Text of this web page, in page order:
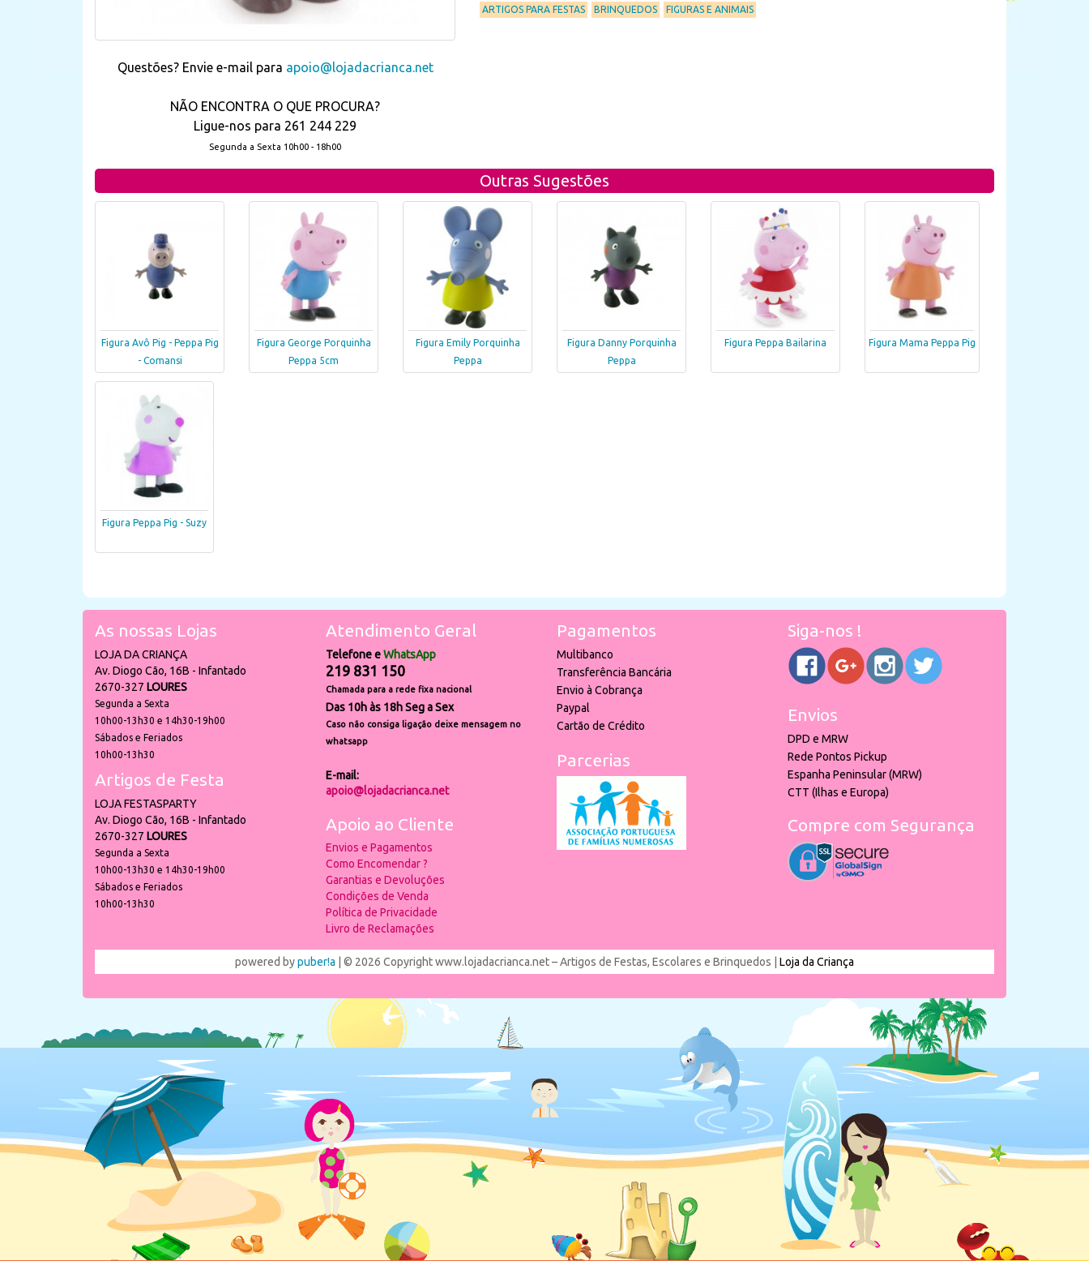
Questões? Envie e-mail para apoio@lojadacrianca.net
NÃO ENCONTRA O QUE PROCURA?
Ligue-nos para 261 244 229
Segunda a Sexta 10h00 - 18h00
ARTIGOS PARA FESTAS BRINQUEDOS FIGURAS E ANIMAIS
Outras Sugestões
Figura Avô Pig - Peppa Pig
- Comansi
Figura George Porquinha
Peppa 5cm
Figura Emily Porquinha
Peppa
Figura Danny Porquinha
Peppa
Figura Peppa Bailarina Figura Mama Peppa Pig
Figura Peppa Pig - Suzy
As nossas Lojas
LOJA DA CRIANÇA
Av. Diogo Cão, 16B - Infantado
2670-327 LOURES
Segunda a Sexta
10h00-13h30 e 14h30-19h00
Sábados e Feriados
10h00-13h30
Artigos de Festa
LOJA FESTASPARTY
Av. Diogo Cão, 16B - Infantado
2670-327 LOURES
Segunda a Sexta
10h00-13h30 e 14h30-19h00
Sábados e Feriados
10h00-13h30
Atendimento Geral
Telefone eWhatsApp
219 831 150
Chamada para a rede fixa nacional
Das 10h às 18h Seg a Sex
Caso não consiga ligação deixe mensagem no
whatsapp
E-mail:
apoio@lojadacrianca.net
Apoio ao Cliente
Envios e Pagamentos
Como Encomendar ?
Garantias e Devoluções
Condições de Venda
Política de Privacidade
Livro de Reclamações
Pagamentos
Multibanco
Transferência Bancária
Envio à Cobrança
Paypal
Cartão de Crédito
Parcerias
Siga-nos !
Envios
DPD e MRW
Rede Pontos Pickup
Espanha Peninsular (MRW)
CTT (Ilhas e Europa)
Compre com Segurança
powered bypuber!a | © 2026 Copyright www.lojadacrianca.net – Artigos de Festas, Escolares e Brinquedos | Loja da Criança